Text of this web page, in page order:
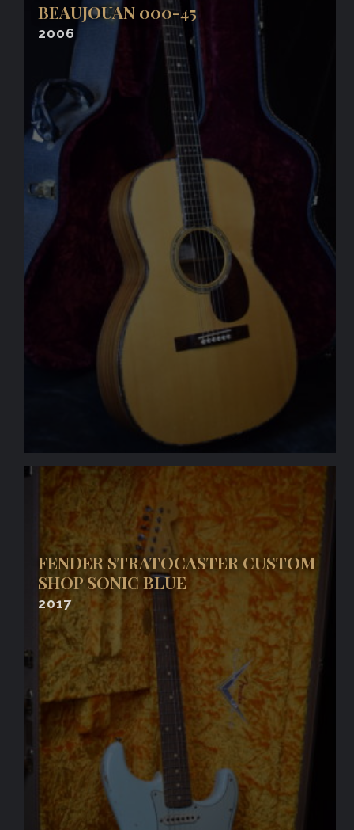
BEAUJOUAN 000-45
2006
FENDER STRATOCASTER CUSTOM
SHOP SONIC BLUE
2017